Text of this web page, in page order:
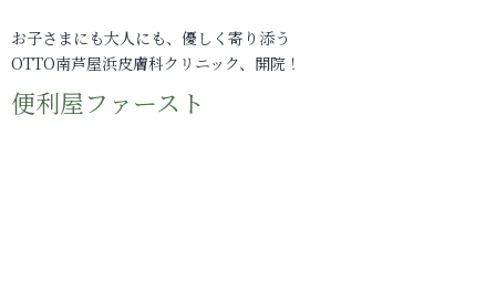
お子さまにも大人にも、優しく寄り添う
OTTO南芦屋浜皮膚科クリニック、開院！
便利屋ファースト